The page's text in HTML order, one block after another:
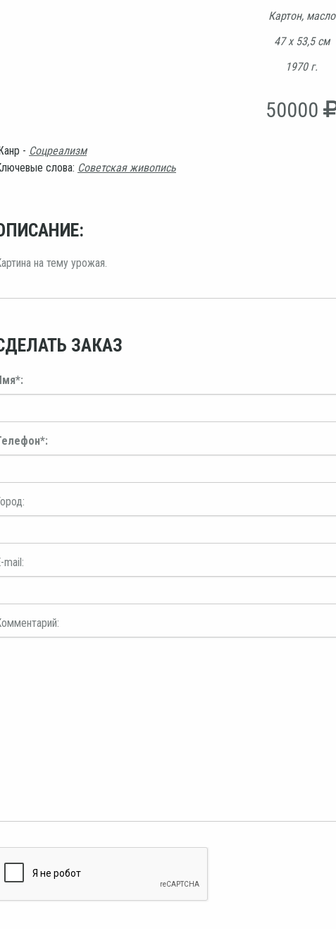
Картон, масло
47 х 53,5 см
1970 г.
50000
- Соцреализм
слова: Советская живопись
на тему урожая.
ЗАКАЗ
mail: